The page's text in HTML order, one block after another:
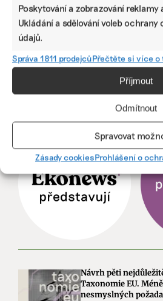
Poskytování a zobrazování reklamy
Ukládání a sdělování voleb ochrany
údajů.
Správa 1811 prodejcůPřečtěte si více o
Příjmout
Odmítnout
Spravovat
Zásady cookiesProhlášení o
Pavlína Al-Madhagi | 16. května 2025 |
udržitelnosti
Návrh pěti
Taxonomie EU.
nesmyslných